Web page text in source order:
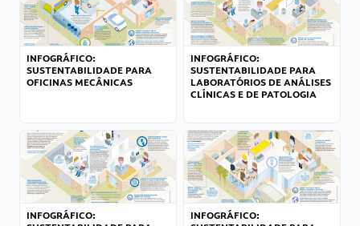
INFOGRÁFICO:
SUSTENTABILIDADE PARA
OFICINAS MECÂNICAS
INFOGRÁFICO:
SUSTENTABILIDADE PARA
LABORATÓRIOS DE ANÁLISES
CLÍNICAS E DE PATOLOGIA
INFOGRÁFICO:
INFOGRÁFICO: